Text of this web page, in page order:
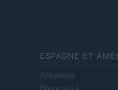
ESPAGNE ET
Actualidad
Finanzas 24